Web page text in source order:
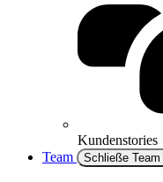
Kundenstories
Team
Schließe Team